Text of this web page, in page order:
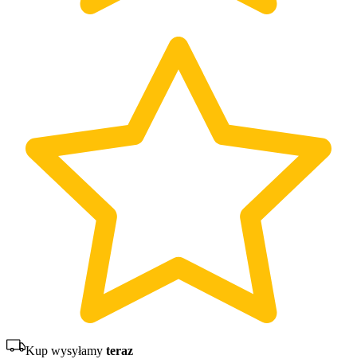
Kup wysyłamy teraz